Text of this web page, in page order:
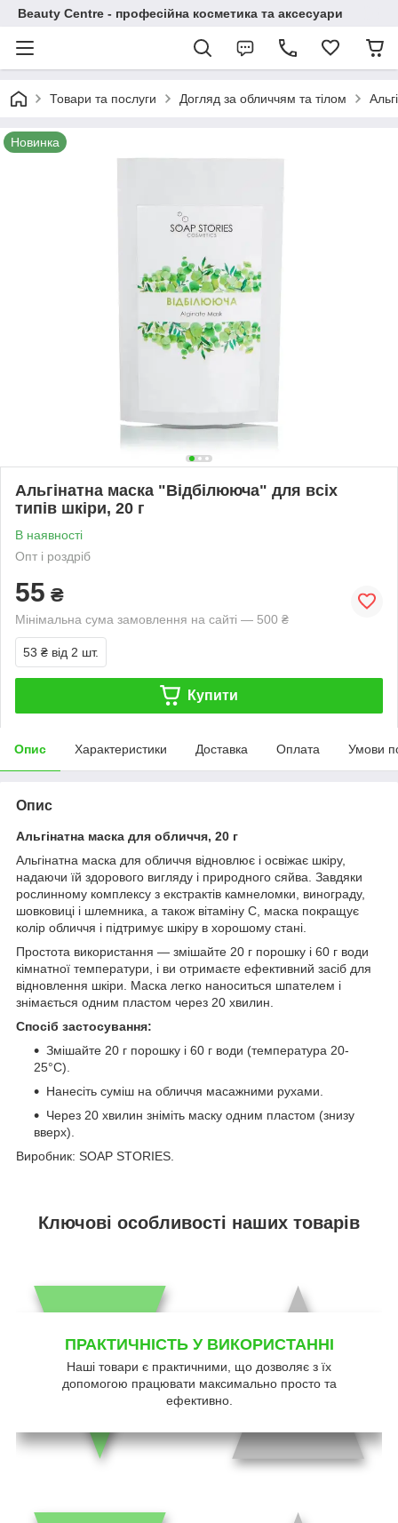
Beauty Centre - професійна косметика та аксесуари
Товари та послуги Догляд за обличчям та тілом
Новинка
Альгінатна маска "Відбілююча" для всіх
типів шкіри, 20 г
В наявності
Опт і роздріб
55 ₴
Мінімальна сума замовлення на сайті — 500 ₴
53 ₴ від 2 шт.
Купити
Опис Характеристики Доставка Оплата Умови
Опис
Альгінатна маска для обличчя, 20 г
Альгінатна маска для обличчя відновлює і освіжає шкіру,
надаючи їй здорового вигляду і природного сяйва. Завдяки
рослинному комплексу з екстрактів камнеломки, винограду,
шовковиці і шлемника, а також вітаміну С, маска покращує
колір обличчя і підтримує шкіру в хорошому стані.
Простота використання — змішайте 20 г порошку і 60 г води
кімнатної температури, і ви отримаєте ефективний засіб для
відновлення шкіри. Маска легко наноситься шпателем і
знімається одним пластом через 20 хвилин.
Спосіб застосування:
Змішайте 20 г порошку і 60 г води (температура 20-
25°C).
Нанесіть суміш на обличчя масажними рухами.
Через 20 хвилин зніміть маску одним пластом (знизу
вверх).
Виробник: SOAP STORIES.
Ключові особливості наших товарів
ПРАКТИЧНІСТЬ У ВИКОРИСТАННІ
Наші товари є практичними, що дозволяє з їх
допомогою працювати максимально просто та
ефективно.